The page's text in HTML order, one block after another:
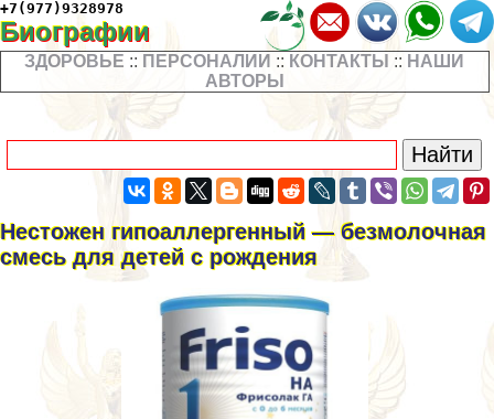
+7(977)9328978
Биографии
ЗДОРОВЬЕ :: ПЕРСОНАЛИИ :: КОНТАКТЫ :: НАШИ
АВТОРЫ
Нестожен гипоаллергенный — безмолочная
смесь для детей с рождения